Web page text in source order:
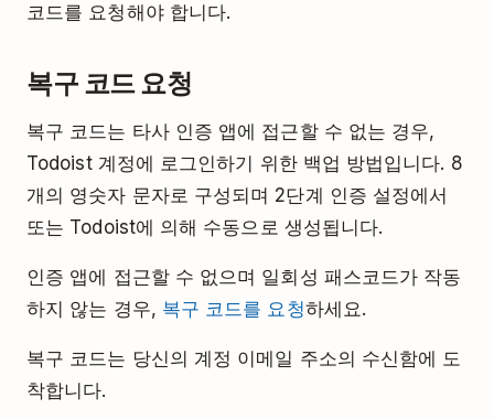
코드를 요청해야 합니다.
복구 코드 요청
복구 코드는 타사 인증 앱에 접근할 수 없는 경우,
Todoist 계정에 로그인하기 위한 백업 방법입니다. 8
개의 영숫자 문자로 구성되며 2단계 인증 설정에서
또는 Todoist에 의해 수동으로 생성됩니다.
인증 앱에 접근할 수 없으며 일회성 패스코드가 작동
하지 않는 경우, 복구 코드를 요청하세요.
복구 코드는 당신의 계정 이메일 주소의 수신함에 도
착합니다.